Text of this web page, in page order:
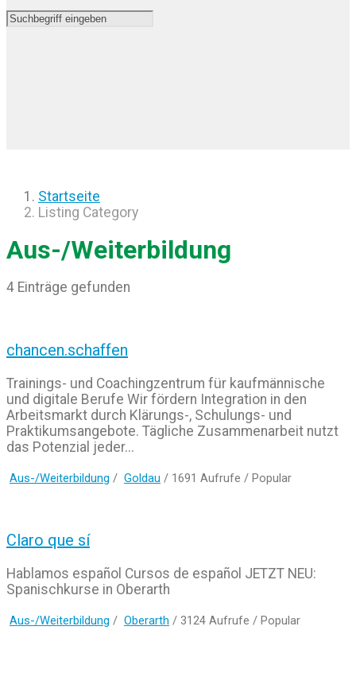
Startseite
Listing Category
Aus-/Weiterbildung
4 Einträge gefunden
chancen.schaffen
Trainings- und Coachingzentrum für kaufmännische
und digitale Berufe Wir fördern Integration in den
Arbeitsmarkt durch Klärungs-, Schulungs- und
Praktikumsangebote. Tägliche Zusammenarbeit nutzt
das Potenzial jeder...
Aus-/Weiterbildung / Goldau / 1691 Aufrufe / Popular
Claro que sí
Hablamos español Cursos de español JETZT NEU:
Spanischkurse in Oberarth
Aus-/Weiterbildung / Oberarth / 3124 Aufrufe / Popular